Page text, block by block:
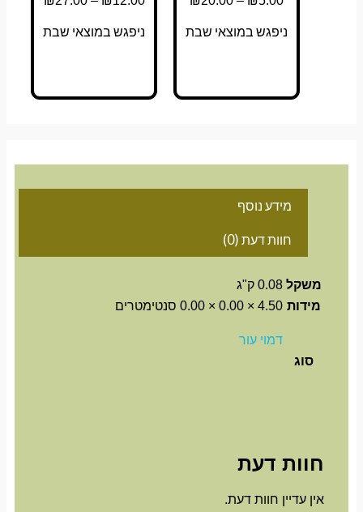
ניפגש במוצאי שבת ניפגש במוצאי שבת
מידע נוסף
חוות דעת (0)
משקל 0.08 ק"ג
מידות 4.50 × 0.00 × 0.00 סנטימטרים
סוג
דמוי עור
חוות דעת
אין עדיין חוות דעת.